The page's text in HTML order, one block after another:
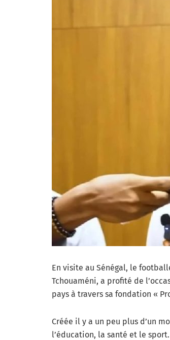
En visite au Sénégal, le
Tchouaméni, a profité de
pays à travers sa fondation «
Créée il y a un peu plus d’un
l’éducation, la santé et le